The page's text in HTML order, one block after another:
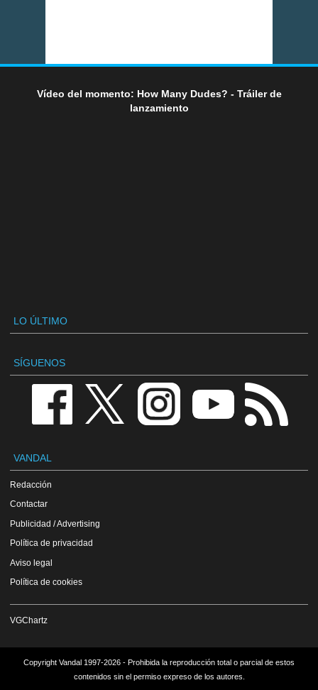
Vídeo del momento: How Many Dudes? - Tráiler de
lanzamiento
LO ÚLTIMO
SÍGUENOS
VANDAL
Redacción
Contactar
Publicidad / Advertising
Política de privacidad
Aviso legal
Política de cookies
VGChartz
Copyright Vandal 1997-2026 - Prohibida la reproducción total o parcial de estos
contenidos sin el permiso expreso de los autores.